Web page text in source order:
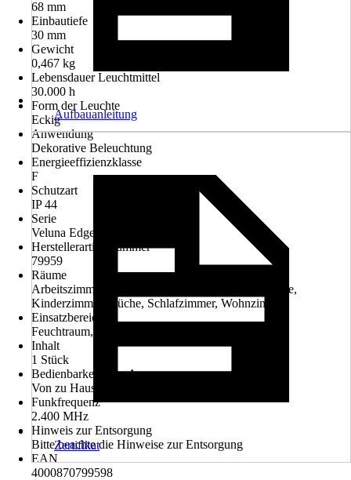
68 mm
Einbautiefe
30 mm
Gewicht
0,467 kg
Lebensdauer Leuchtmittel
30.000 h
Form der Leuchte
Eckig
Anwendung
Dekorative Beleuchtung
Energieeffizienzklasse
F
Schutzart
IP 44
Serie
Veluna Edge
Herstellerartikelnummer
79959
Räume
Arbeitszimmer, Badezimmer, Esszimmer, Flur / Diele,
Kinderzimmer, Küche, Schlafzimmer, Wohnzimmer
Einsatzbereich
Feuchtraum, Innen
Inhalt
1 Stück
Bedienbarkeit über App
Von zu Hause
Funkfrequenz
2.400 MHz
Hinweis zur Entsorgung
Bitte beachte die Hinweise zur Entsorgung
EAN
4000870799598
Aufbauanleitung
Zertifikat